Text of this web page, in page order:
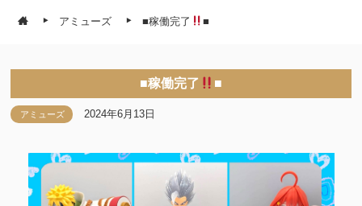
アミューズ ■稼働完了 ■
■稼働完了 ■
アミューズ 2024年6月13日